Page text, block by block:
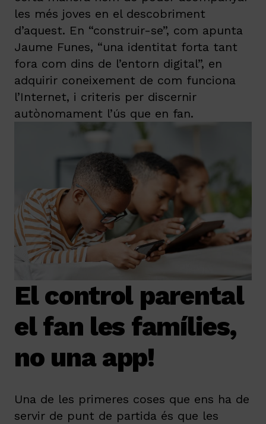
les més joves en el descobriment
d’aquest. En “construir-se”, com apunta
Jaume Funes, “una identitat forta tant
fora com dins de l’entorn digital”, en
adquirir coneixement de com funciona
l’Internet, i criteris per discernir
autònomament l’ús que en fan.
El control parental
el fan les famílies,
no una app!
Una de les primeres coses que ens ha de
servir de punt de partida és que les